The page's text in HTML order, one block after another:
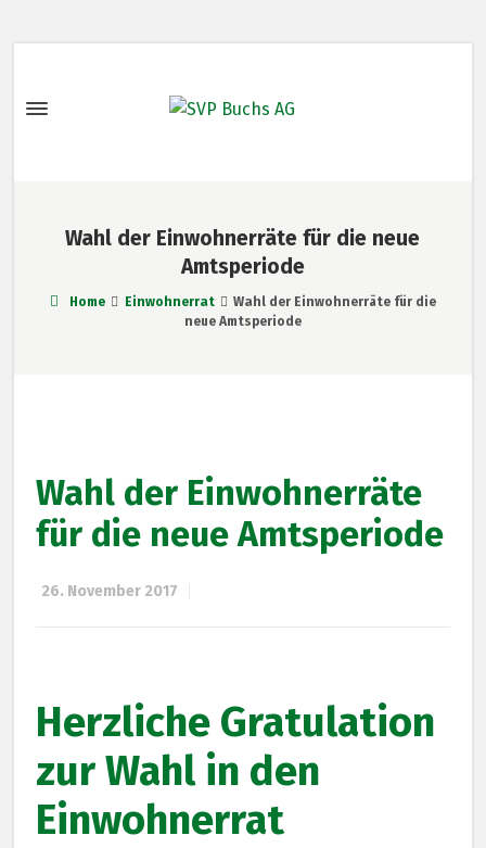
Wahl der Einwohnerräte für die neue
Amtsperiode
Home Einwohnerrat
Wahl der Einwohnerräte für die
neue Amtsperiode
Wahl der Einwohnerräte
für die neue Amtsperiode
26. November 2017
Herzliche Gratulation
zur Wahl in den
Einwohnerrat